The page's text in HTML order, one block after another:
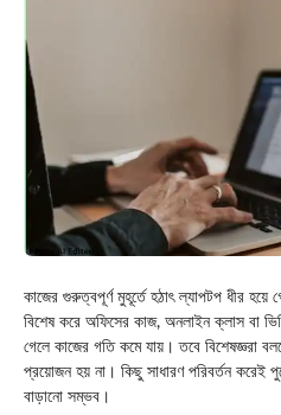
কাজের গুরুত্বপূর্ণ মুহূর্তে হঠাৎ ল্যাপটপ ধীর
বিশেষ করে অফিসের কাজ, অনলাইন ক্লাস বা
গেলে কাজের গতি কমে যায়। তবে বিশেষজ্ঞরা
প্রয়োজন হয় না। কিছু সাধারণ পরিবর্তন করেই
বাড়ানো সম্ভব।